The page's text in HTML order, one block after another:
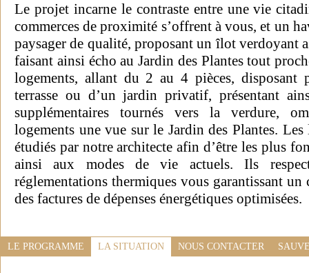
Le projet incarne le contraste entre une vie
commerces de proximité s’offrent à vous, et un
paysager de qualité, proposant un îlot verdoyant
faisant ainsi écho au Jardin des Plantes tout
logements, allant du 2 au 4 pièces, disposant
terrasse ou d’un jardin privatif, présentant
supplémentaires tournés vers la verdure,
logements une vue sur le Jardin des Plantes.
étudiés par notre architecte afin d’être les plus
ainsi aux modes de vie actuels. Ils
réglementations thermiques vous garantissant
des factures de dépenses énergétiques optimisées.
LE PROGRAMME LA SITUATION NOUS CONTACTER